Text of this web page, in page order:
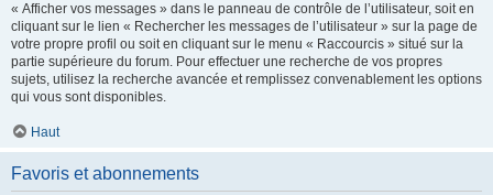
« Afficher vos messages » dans le panneau de contrôle de l’utilisateur, soit en
cliquant sur le lien « Rechercher les messages de l’utilisateur » sur la page de
votre propre profil ou soit en cliquant sur le menu « Raccourcis » situé sur la
partie supérieure du forum. Pour effectuer une recherche de vos propres
sujets, utilisez la recherche avancée et remplissez convenablement les options
qui vous sont disponibles.
Haut
Favoris et abonnements